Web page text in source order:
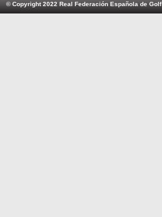
© Copyright 2022 Real Federación Española de Golf